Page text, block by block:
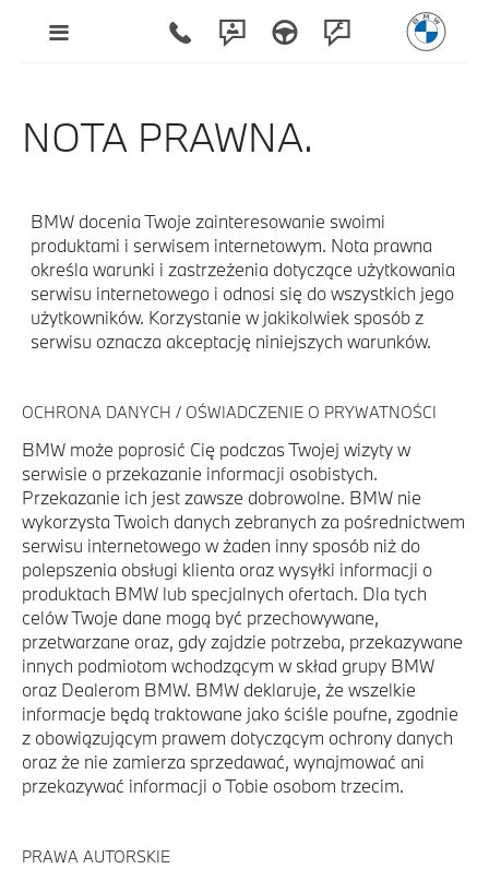
NOTA PRAWNA.
BMW docenia Twoje zainteresowanie swoimi
produktami i serwisem internetowym. Nota prawna
określa warunki i zastrzeżenia dotyczące użytkowania
serwisu internetowego i odnosi się do wszystkich jego
użytkowników. Korzystanie w jakikolwiek sposób z
serwisu oznacza akceptację niniejszych warunków.
OCHRONA DANYCH / OŚWIADCZENIE O PRYWATNOŚCI
BMW może poprosić Cię podczas Twojej wizyty w
serwisie o przekazanie informacji osobistych.
Przekazanie ich jest zawsze dobrowolne. BMW nie
wykorzysta Twoich danych zebranych za pośrednictwem
serwisu internetowego w żaden inny sposób niż do
polepszenia obsługi klienta oraz wysyłki informacji o
produktach BMW lub specjalnych ofertach. Dla tych
celów Twoje dane mogą być przechowywane,
przetwarzane oraz, gdy zajdzie potrzeba, przekazywane
innych podmiotom wchodzącym w skład grupy BMW
oraz Dealerom BMW. BMW deklaruje, że wszelkie
informacje będą traktowane jako ściśle poufne, zgodnie
z obowiązującym prawem dotyczącym ochrony danych
oraz że nie zamierza sprzedawać, wynajmować ani
przekazywać informacji o Tobie osobom trzecim.
PRAWA AUTORSKIE